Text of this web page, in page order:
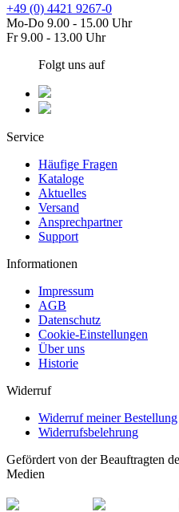
+49 (0) 4421 9267-0
Mo-Do 9.00 - 15.00 Uhr
Fr 9.00 - 13.00 Uhr
Folgt uns auf
Service
Häufige Fragen
Kataloge
Aktuelles
Versand
Ansprechpartner
Support
Informationen
Impressum
AGB
Datenschutz
Cookie-Einstellungen
Über uns
Historie
Widerruf
Widerruf meiner Bestellung
Widerrufsbelehrung
Gefördert von der Beauftragten
Medien